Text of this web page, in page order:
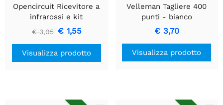
Opencircuit Ricevitore a
infrarossi e kit
telecomando
€ 3,05 € 1,55
Visualizza prodotto
Velleman Tagliere 400
punti - bianco
€ 3,70
Visualizza prodotto